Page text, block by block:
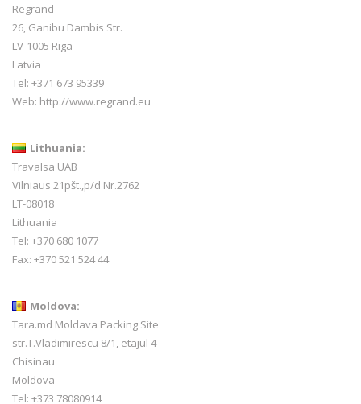
Regrand
26, Ganibu Dambis Str.
LV-1005 Riga
Latvia
Tel: +371 673 95339
Web: http://www.regrand.eu
Lithuania:
Travalsa UAB
Vilniaus 21pšt.,p/d Nr.2762
LT-08018
Lithuania
Tel: +370 680 1077
Fax: +370 521 524 44
Moldova:
Tara.md Moldava Packing Site
str.T.Vladimirescu 8/1, etajul 4
Chisinau
Moldova
Tel: +373 78080914